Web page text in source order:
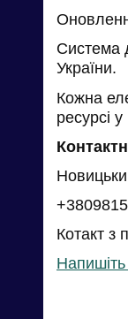
Система
України.
Кожна
ресурсі у
Котакт з